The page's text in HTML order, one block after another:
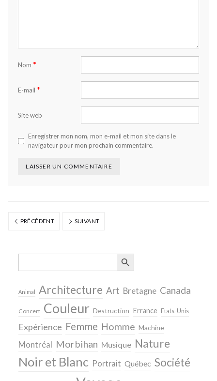
Nom *
E-mail *
Site web
Enregistrer mon nom, mon e-mail et mon site dans le
navigateur pour mon prochain commentaire.
PRÉCÉDENT SUIVANT
Search
SEARCH BUTTON
Animal Architecture Art Bretagne Canada
Concert Couleur Destruction Errance Etats-Unis
Expérience Femme Homme Machine
Montréal Morbihan Musique Nature
Noir et Blanc Portrait Québec Société